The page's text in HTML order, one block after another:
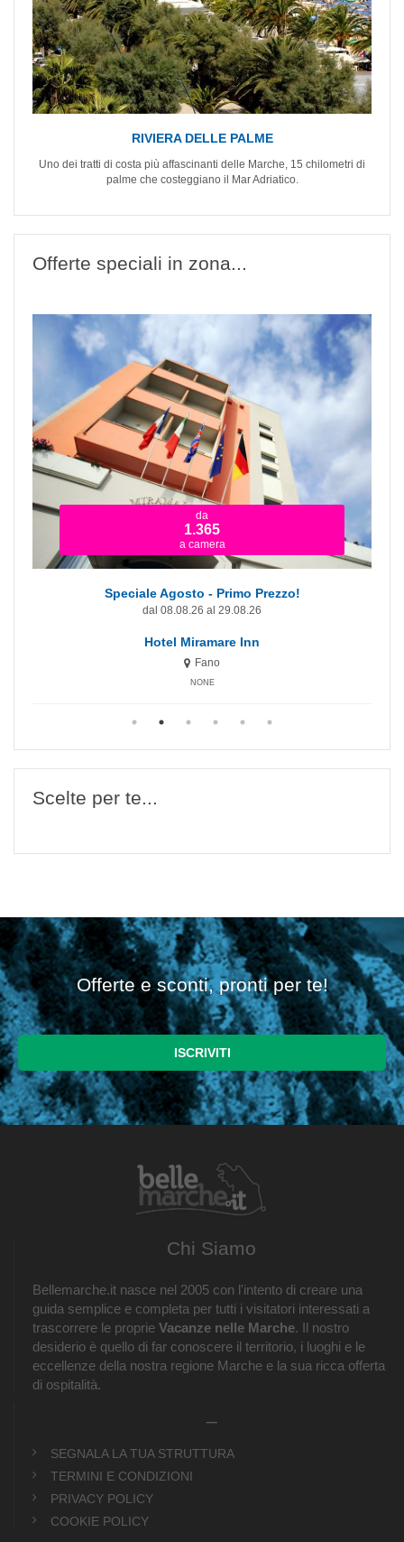
RIVIERA DELLE PALME
Uno dei tratti di costa più affascinanti delle Marche, 15 chilometri di
palme che costeggiano il Mar Adriatico.
Offerte speciali in zona...
da
1.365
a camera
Speciale Agosto - Primo Prezzo!
dal 08.08.26 al 29.08.26
Hotel Miramare Inn
Fano
NONE
Scelte per te...
Offerte e sconti, pronti per te!
Chi Siamo
Bellemarche.it nasce nel 2005 con l'intento di creare una
guida semplice e completa per tutti i visitatori interessati a
trascorrere le proprie Vacanze nelle Marche. Il nostro
desiderio è quello di far conoscere il territorio, i luoghi e le
eccellenze della nostra regione Marche e la sua ricca offerta
di ospitalità.
SEGNALA LA TUA STRUTTURA
TERMINI E CONDIZIONI
PRIVACY POLICY
COOKIE POLICY